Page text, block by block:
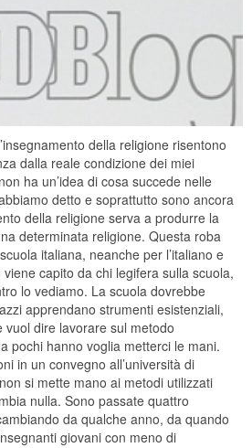
della religione risentono
dalla reale condizione dei miei
ha un’idea di cosa succede nelle
detto e soprattutto sono ancora
della religione serva a produrre la
determinata religione. Questa roba
italiana, neanche per l’italiano e
capito da chi legifera sulla scuola,
lo vediamo. La scuola dovrebbe
apprendano strumenti esistenziali,
vuol dire lavorare sul metodo
pochi hanno voglia metterci le mani.
in un convegno all’università di
si mette mano ai metodi utilizzati
nulla. Sono passate quattro
da qualche anno, da quando
giovani con meno di